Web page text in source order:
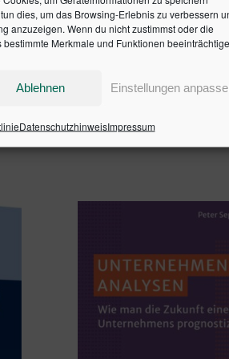
dies, um das Browsing-Erlebnis zu verbessern
anzuzeigen. Wenn du nicht zustimmst oder die
Merkmale und Funktionen
Ablehnen Einstellungen
DatenschutzhinweisImpressum
Produkten und
| ISBN: 9783791041957